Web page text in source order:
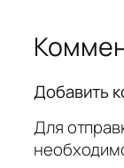
Добавить
Для